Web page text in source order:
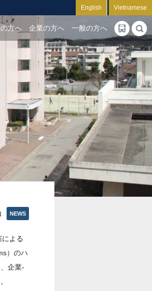
English Vietnamese
方へ 企業の方へ 一般の方へ
NEWS
よる
）のハ
企業-